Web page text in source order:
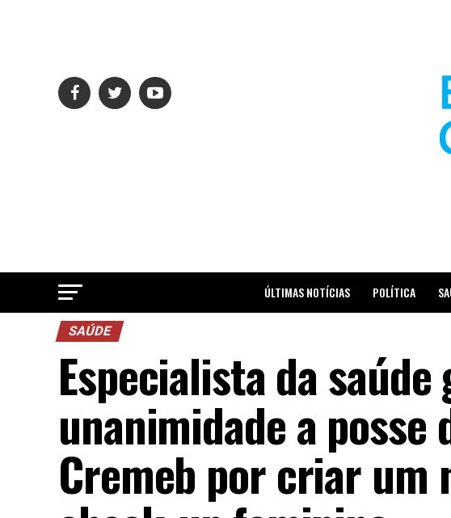
ÚLTIMAS NOTÍCIAS POLÍTICA
SAÚDE
Especialista da
unanimidade a posse
Cremeb por criar um